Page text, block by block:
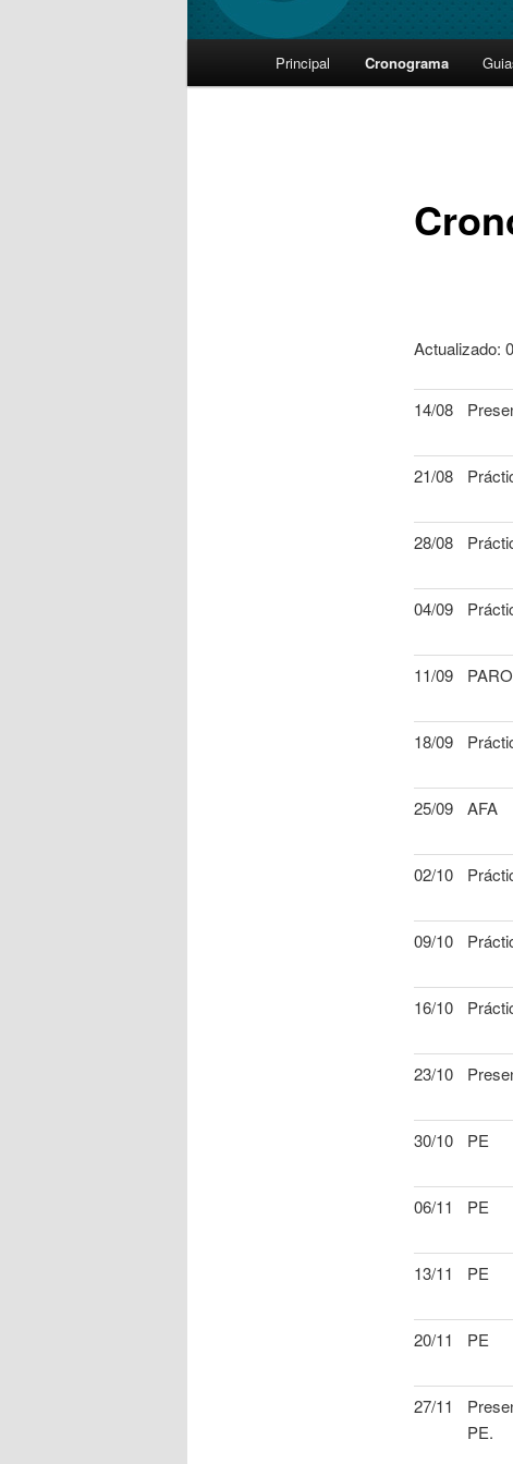
Skip
Principal Cronograma
Actualizado:
14/08
21/08
28/08
04/09
11/09 PARO
18/09
25/09 AFA
02/10
09/10
16/10
23/10
30/10 PE
06/11 PE
13/11 PE
20/11 PE
27/11
PE.